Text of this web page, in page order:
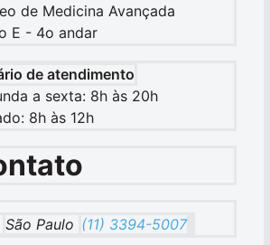
de Medicina Avançada
E - 4o andar
de atendimento
a sexta: 8h às 20h
8h às 12h
São Paulo (11) 3394-5007